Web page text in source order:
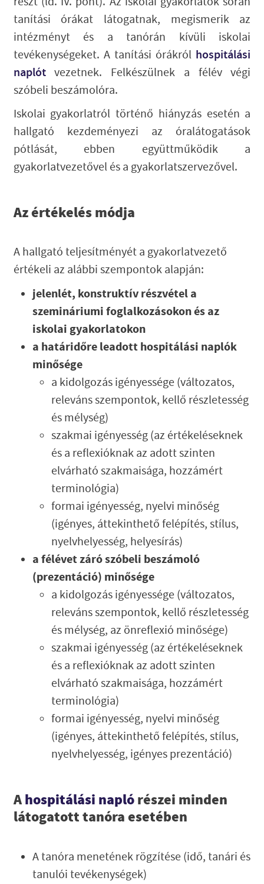
tanítási órákat látogatnak, megismerik az
intézményt és a tanórán kívüli iskolai
tevékenységeket. A tanítási órákról hospitálási
naplótvezetnek. Felkészülnek a félév végi
szóbeli beszámolóra.
Iskolai gyakorlatról történő hiányzás esetén a
hallgató kezdeményezi az óralátogatások
pótlását, ebben együttműködik a
gyakorlatvezetővel és a gyakorlatszervezővel.
Az értékelés módja
A hallgató teljesítményét a gyakorlatvezető
értékeli az alábbi szempontok alapján:
jelenlét, konstruktív részvétel a
szemináriumi foglalkozásokon és az
iskolai gyakorlatokon
a határidőre leadott hospitálási naplók
minősége
a kidolgozás igényessége (változatos,
releváns szempontok, kellő részletesség
és mélység)
szakmai igényesség (az értékeléseknek
és a reflexióknak az adott szinten
elvárható szakmaisága, hozzámért
terminológia)
formai igényesség, nyelvi minőség
(igényes, áttekinthető felépítés, stílus,
nyelvhelyesség, helyesírás)
a félévet záró szóbeli beszámoló
(prezentáció) minősége
a kidolgozás igényessége (változatos,
releváns szempontok, kellő részletesség
és mélység, az önreflexió minősége)
szakmai igényesség (az értékeléseknek
és a reflexióknak az adott szinten
elvárható szakmaisága, hozzámért
terminológia)
formai igényesség, nyelvi minőség
(igényes, áttekinthető felépítés, stílus,
nyelvhelyesség, igényes prezentáció)
Ahospitálási naplórészei minden
látogatott tanóra esetében
A tanóra menetének rögzítése (idő, tanári és
tanulói tevékenységek)